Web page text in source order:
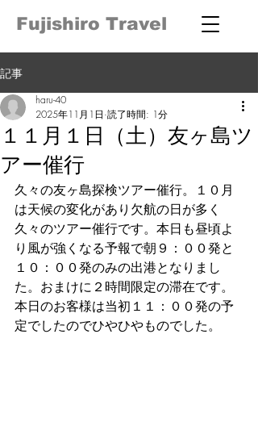
Fujishiro Travel
記事
１１月１日（土）友ヶ島ツ
アー催行
haru-40
2025年11月1日 読了時間: 1分
久々の友ヶ島探検ツアー催行。１０月
は天候の変化があり欠航の日が多く
久々のツアー催行です。本日も昼頃よ
り風が強くなる予報で朝９：００発と
１０：００発のみの出港となりまし
た。おまけに２時間限定の滞在です。
本日のお客様は当初１１：００発の予
定でしたのでひやひやものでした。